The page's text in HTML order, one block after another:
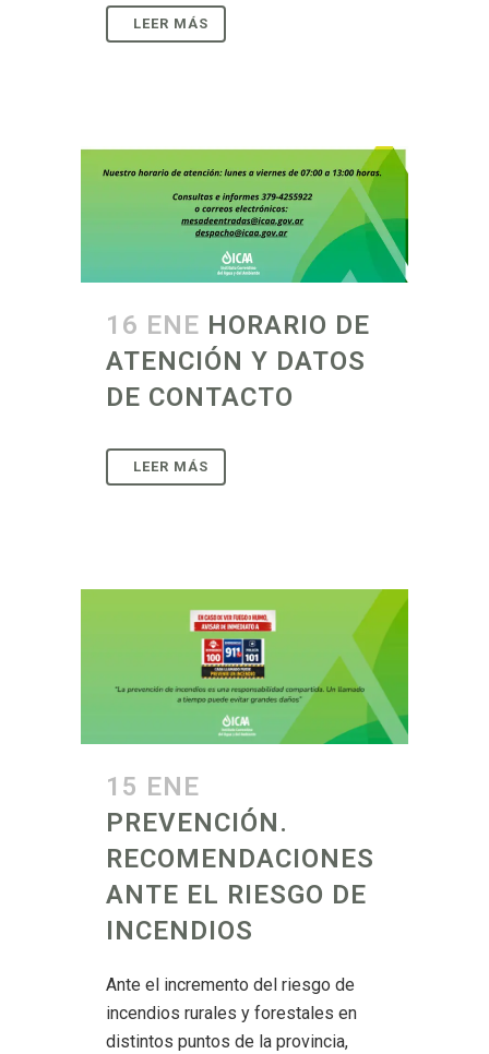
16 ENE HORARIO DE
ATENCIÓN Y DATOS
DE CONTACTO
15 ENE
PREVENCIÓN.
RECOMENDACIONES
ANTE EL RIESGO DE
INCENDIOS
Ante el incremento del riesgo de
incendios rurales y forestales en
distintos puntos de la provincia,